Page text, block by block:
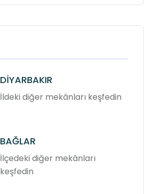
DİYARBAKIR
İldeki diğer mekânları keşfedin
BAĞLAR
İlçedeki diğer mekânları
keşfedin